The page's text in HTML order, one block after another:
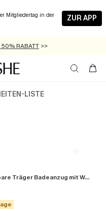
Mitgliedertag in der
ZUR APP
ARTIKEL >>
50% RABATT >>
EXTRA ERHALTEN
AB 89 €
LISTE
Schwarzer Verstellbare Träger Badeanzug mit Wellenkante